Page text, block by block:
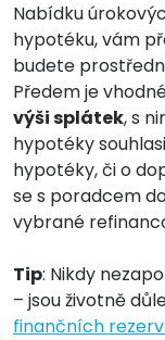
Nabídku
hypotéku, vám
budete
Předem je
výši splátek, s
hypotéky
hypotéky, či o
se s poradcem
vybrané
Tip: Nikdy
– jsou životně
finančních